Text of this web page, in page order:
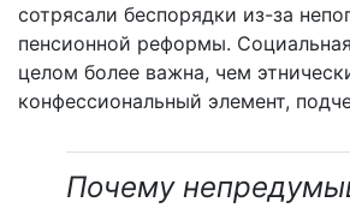
сотрясали беспорядки из-за
пенсионной реформы.
целом более важна, чем
конфессиональный элемент,
Почему